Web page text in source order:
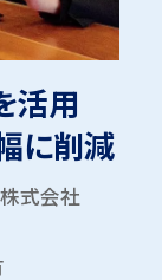
活用
に削減
式会社